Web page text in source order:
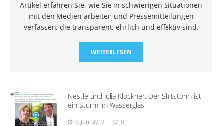
Artikel erfahren Sie, wie Sie in schwierigen Situationen
mit den Medien arbeiten und Pressemitteilungen
verfassen, die transparent, ehrlich und effektiv sind.
WEITERLESEN
Nestlé und Julia Klöckner: Der Shitstorm ist
ein Sturm im Wasserglas
7. Juni 2019 0